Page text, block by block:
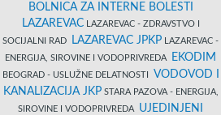
BOLNICA ZA INTERNE BOLESTI
LAZAREVACLAZAREVAC - ZDRAVSTVO I
SOCIJALNI RAD
LAZAREVAC JPKP LAZAREVAC -
ENERGIJA, SIROVINE I VODOPRIVREDA
EKODIM
BEOGRAD - USLUŽNE DELATNOSTI VODOVOD I
KANALIZACIJA JKPSTARA PAZOVA - ENERGIJA,
SIROVINE I VODOPRIVREDA UJEDINJENI